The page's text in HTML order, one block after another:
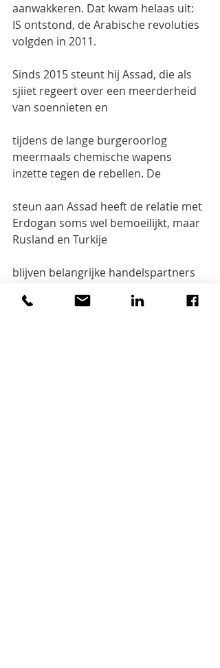
aanwakkeren. Dat kwam helaas uit:
IS ontstond, de Arabische revoluties
volgden in 2011.
Sinds 2015 steunt hij Assad, die als
sjiiet regeert over een meerderheid
van soennieten en
tijdens de lange burgeroorlog
meermaals chemische wapens
inzette tegen de rebellen. De
steun aan Assad heeft de relatie met
Erdogan soms wel bemoeilijkt, maar
Rusland en Turkije
blijven belangrijke handelspartners
naar Turkije. De